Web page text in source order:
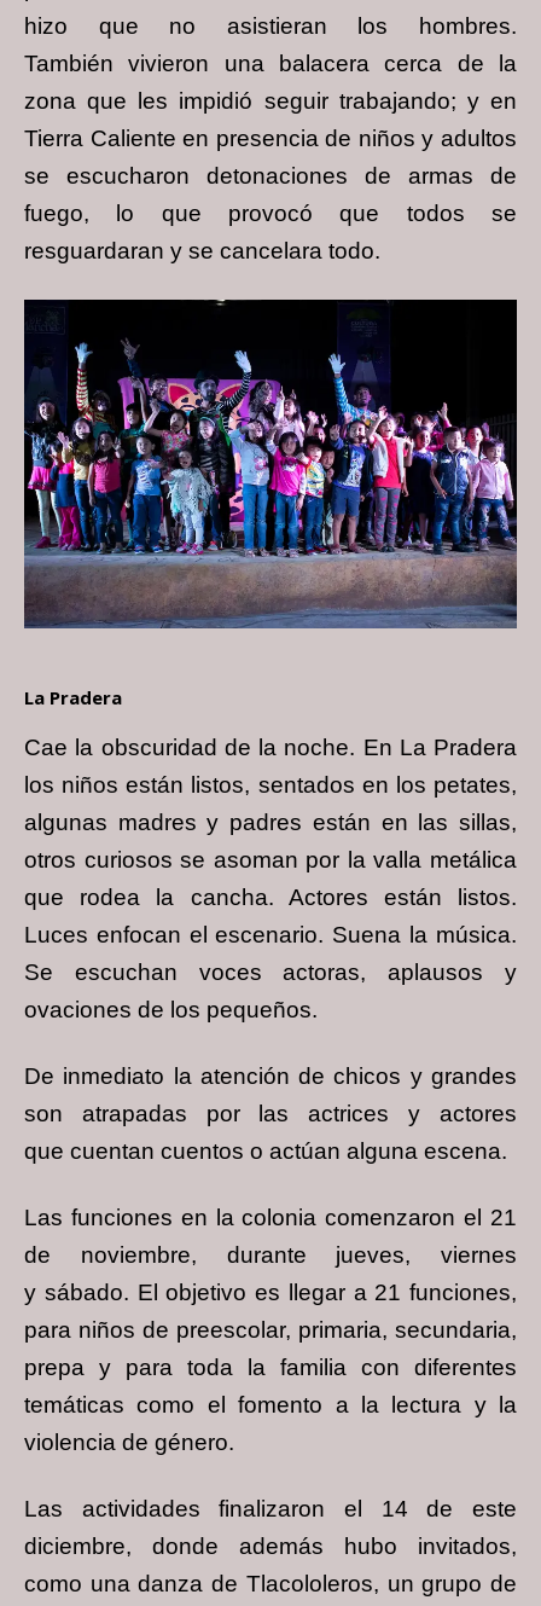
hizo que no asistieran los hombres.
Tambiénvivieron una balacera cerca de la
zona que les impidió seguir trabajando; y en
Tierra Caliente en presencia de niños y adultos
se escucharon detonaciones de armas de
fuego,
lo que provocó que todos se
resguardaran y se cancelara todo.
La Pradera
Cae la obscuridad de la noche. En La Pradera
los niños están listos, sentados en los petates,
algunas madres y padres están en las sillas,
otros curiosos se asoman por la valla metálica
que rodea la cancha. Actores están listos.
Luces enfocan el escenario. Suena la música.
Se escuchan voces actoras, aplausos y
ovaciones de los pequeños.
De inmediato la atención de chicos y grandes
son atrapadas por las actrices y actores
que cuentan cuentos o actúan alguna escena.
Las funciones en la colonia comenzaron el 21
de noviembre, durante jueves, viernes
y sábado. El objetivo es llegar a 21 funciones,
para niños de preescolar, primaria, secundaria,
prepa y para toda la familia con diferentes
temáticas como el fomento a la lectura y la
violencia de género.
Las actividades finalizaron el 14 de este
diciembre, donde además hubo invitados,
como una danza de Tlacololeros, un grupo de